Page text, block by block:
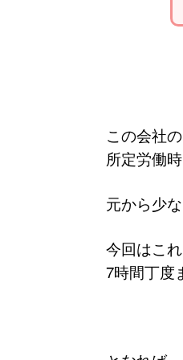
この会社
所定労働
元から少
今回はこ
7時間丁度